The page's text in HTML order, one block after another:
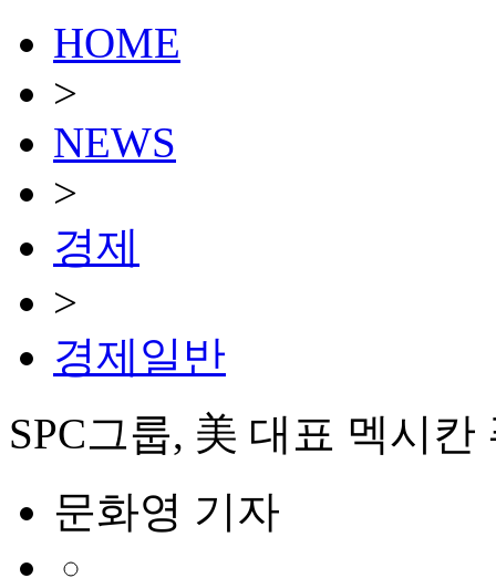
HOME
>
NEWS
>
경제
>
경제일반
SPC그룹, 美 대표 멕시
문화영 기자